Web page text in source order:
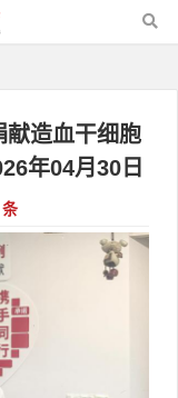
献造血干细胞
年04月30日